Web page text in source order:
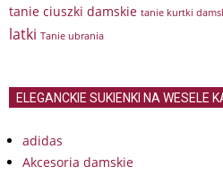
tanie ciuszki damskie tanie kurtki
latki Tanie ubrania
ELEGANCKIE SUKIENKI NA WESELE
adidas
Akcesoria damskie